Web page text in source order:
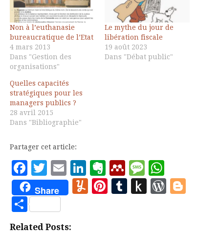
Non à l’euthanasie
bureaucratique de l’Etat
4 mars 2013
Dans "Gestion des
organisations"
Le mythe du jour de
libération fiscale
19 août 2023
Dans "Débat public"
Quelles capacités
stratégiques pour les
managers publics ?
28 avril 2015
Dans "Bibliographie"
Partager cet article:
Facebook
Twitter
EmailLinkedIn
Evernote
Mendeley
Message
Share Yummly
Pinterest
Tumblr
Push
Partager
Related Posts: